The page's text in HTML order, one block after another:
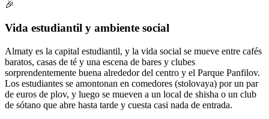
🎉
Vida estudiantil y ambiente social
Almaty es la capital estudiantil, y la vida social se mueve entre cafés
baratos, casas de té y una escena de bares y clubes
sorprendentemente buena alrededor del centro y el Parque Panfilov.
Los estudiantes se amontonan en comedores (stolovaya) por un par
de euros de plov, y luego se mueven a un local de shisha o un club
de sótano que abre hasta tarde y cuesta casi nada de entrada.